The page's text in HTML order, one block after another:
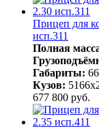
Прицеп для
исп.311
Полная
Габариты:
Кузов:
677 800 руб.